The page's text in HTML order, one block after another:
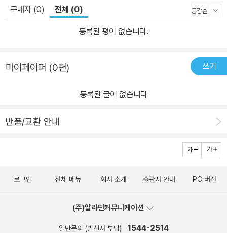
구매자 (0) 전체 (0)
등록된 평이 없습니다.
마이페이퍼 (0편) 쓰기
등록된 글이 없습니다
반품/교환 안내
로그인 전체 메뉴 회사 소개 출판사 안내 PC 버전
(주)알라딘커뮤니케이션
일반문의 (발신자 부담) 1544-2514